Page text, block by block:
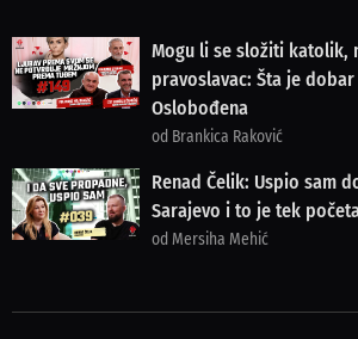
Mogu li se složiti katolik,
pravoslavac: Šta je
Oslobođena
od Brankica Raković
Renad Čelik: Uspio sam
Sarajevo i to je tek
od Mersiha Mehić